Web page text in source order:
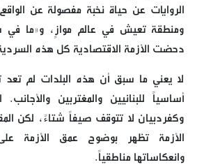
الروايات عن حياة نخبة مفصولة عن
ومنطقة تعيش في عالم موازٍ، و«ما في
دحضت الأزمة الاقتصادية كل هذه
لا يعني ما سبق أن هذه البلدات لم تعد
أساسياً للبنانيين والمغتربين
وكفردبيان لا تتوقف صيفاً شتاءً، لكن
الأزمة تظهر بوضوح عمق الأزمة
وانعكاساتها مناطقياً.